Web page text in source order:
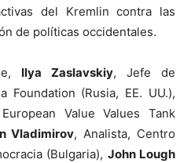
del Kremlin contra las
de políticas occidentales.
Ilya Zaslavskiy, Jefe de
Foundation (Rusia, EE. UU.),
Value Values ​​Tank
Vladimirov, Analista, Centro
(Bulgaria), John Lough